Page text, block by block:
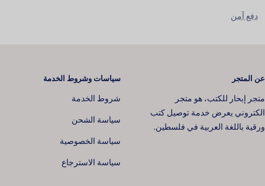
دفع آمن
عن المتجر
متجر إبحار للكتب، هو متجر
الكتروني يعرض خدمة توصيل كتب
ورقية باللغة العربية في فلسطين.
سياسات وشروط الخدمة
شروط الخدمة
سياسة الشحن
سياسة الخصوصية
سياسة الاسترجاع